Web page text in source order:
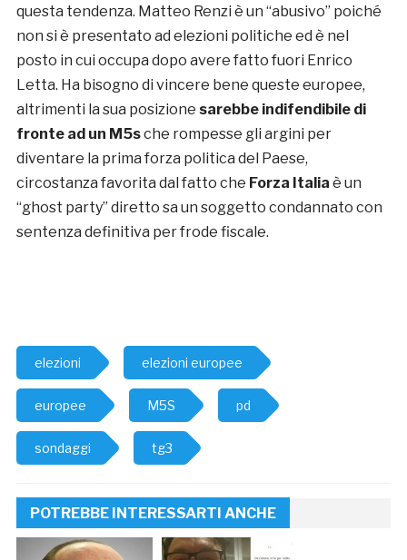
questa tendenza. Matteo Renzi è un “abusivo” poiché
non si è presentato ad elezioni politiche ed è nel
posto in cui occupa dopo avere fatto fuori Enrico
Letta. Ha bisogno di vincere bene queste europee,
altrimenti la sua posizione sarebbe indifendibile di
fronte ad un M5sche rompesse gli argini per
diventare la prima forza politica del Paese,
circostanza favorita dal fatto che Forza Italia è un
“ghost party” diretto sa un soggetto condannato con
sentenza definitiva per frode fiscale.
elezioni elezioni europee
europee M5S pd
sondaggi tg3
POTREBBE INTERESSARTI ANCHE